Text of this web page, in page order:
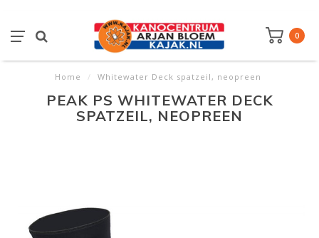
0
Home / Whitewater Deck spatzeil, neopreen
PEAK PS WHITEWATER DECK
SPATZEIL, NEOPREEN